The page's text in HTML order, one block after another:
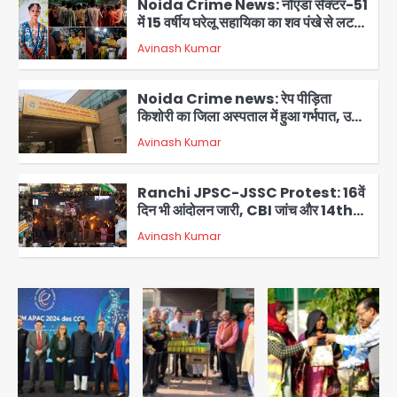
3
Noida Crime News: नोएडा सेक्टर-51
में 15 वर्षीय घरेलू सहायिका का शव पंखे से लटका
मिला
Avinash Kumar
4
Noida Crime news: रेप पीड़िता
किशोरी का जिला अस्पताल में हुआ गर्भपात, उधर
सेक्टर-49 में महिला को मिली ब्लास्ट की धमकी
Avinash Kumar
5
Ranchi JPSC-JSSC Protest: 16वें
दिन भी आंदोलन जारी, CBI जांच और 14th
Exam रद्द करने की मांग
Avinash Kumar
1
Greater Noida Gas
Connection Fraud: बुजुर्ग से वीडियो
कॉल पर 9.77 लाख की साइबर फ्रॉड
Avinash Kumar
Taylor Swift: ट्रंप कैंपेन-व्हाइट हाउस